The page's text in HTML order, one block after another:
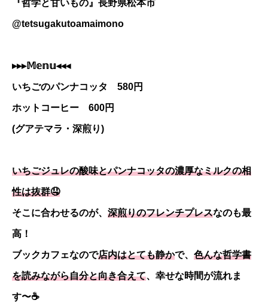
『哲学と甘いもの』長野県松本市
@tetsugakutoamaimono
▸▸▸𝕄𝕖𝕟𝕦◂◂◂
いちごのパンナコッタ 580円
ホットコーヒー 600円
(グアテマラ・深煎り)
いちごジュレの酸味とパンナコッタの濃厚なミルクの相
性は抜群🤤
そこに合わせるのが、 深煎りのフレンチプレスなのも最
高！
ブックカフェなので店内はとても静かで、 色んな哲学書
を読みながら自分と向き合えて、幸せな時間が流れま
す〜☕️